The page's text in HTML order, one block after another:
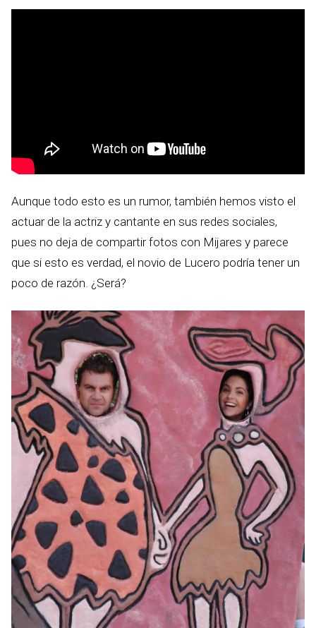
Aunque todo esto es un rumor, también hemos visto el
actuar de la actriz y cantante en sus redes sociales,
pues no deja de compartir fotos con Mijares y parece
que si esto es verdad, el novio de Lucero podría tener un
poco de razón. ¿Será?